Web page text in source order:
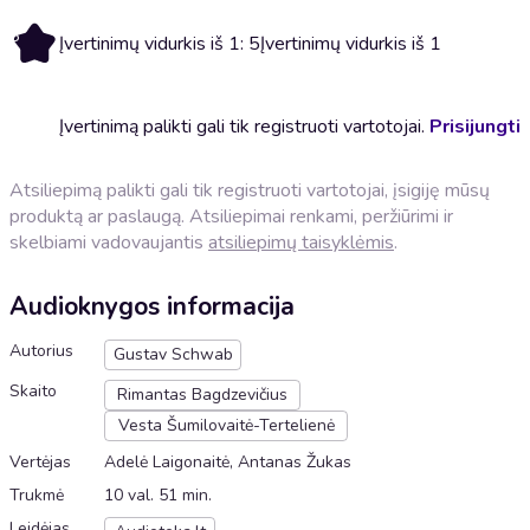
5 Įvertinimų vidurkis iš 1: 5Įvertinimų vidurkis iš 1
Įvertinimą palikti gali tik registruoti vartotojai. Prisijungti
Atsiliepimą palikti gali tik registruoti vartotojai, įsigiję mūsų
produktą ar paslaugą. Atsiliepimai renkami, peržiūrimi ir
skelbiami vadovaujantis atsiliepimų taisyklėmis.
Audioknygos informacija
Autorius
Gustav Schwab
Skaito
Rimantas Bagdzevičius
Vesta Šumilovaitė-Tertelienė
Vertėjas
Adelė Laigonaitė, Antanas Žukas
Trukmė
10 val. 51 min.